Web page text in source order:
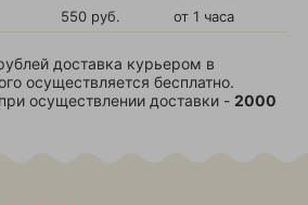
550 руб. от 1 часа
доставка курьером в
осуществляется бесплатно.
осуществлении доставки - 2000